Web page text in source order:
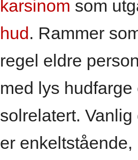
karsinom som
hud. Rammer
regel eldre
med lys hudfarge
solrelatert. Vanlig
er enkeltstående,